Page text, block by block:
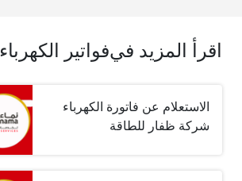
اقرأ المزيد فيفواتير الكهرباء
الاستعلام عن فاتورة الكهرباء
شركة ظفار للطاقة